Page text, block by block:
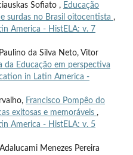
Sofiato , Educação
surdas no Brasil oitocentista ,
America - HistELA: v. 7
da Silva Neto, Vitor
da Educação em perspectiva
in Latin America -
Francisco Pompêo do
exitosas e memoráveis ,
America - HistELA: v. 5
Menezes Pereira